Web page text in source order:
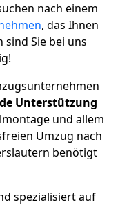
nach einem
, das Ihnen
sind Sie bei uns
Unterstützung
und allem
Umzug nach
benötigt
spezialisiert auf